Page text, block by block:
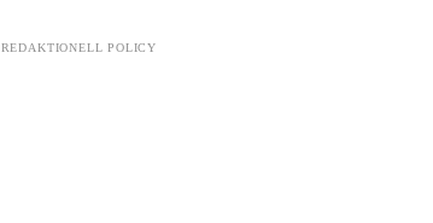
REDAKTIONELL POLICY